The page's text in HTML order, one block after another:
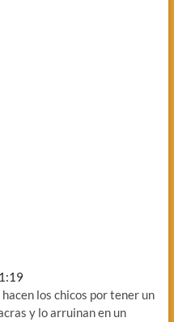
los chicos por tener un
y lo arruinan en un